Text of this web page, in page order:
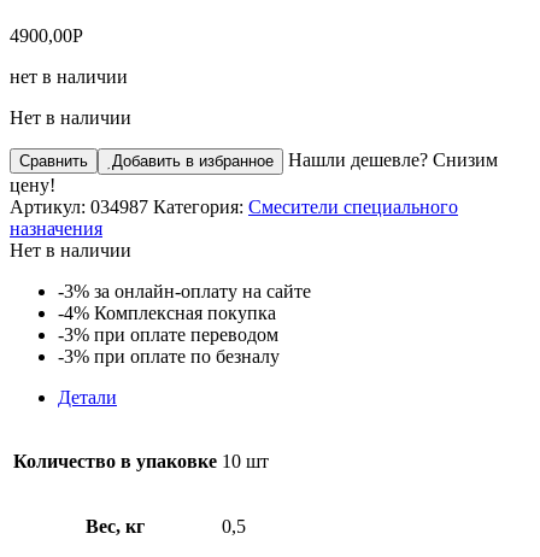
4900,00Р
нет в наличии
Нет в наличии
Сравнить Добавить в избранное
Нашли дешевле? Снизим
цену!
Артикул: 034987 Категория: Смесители специального
назначения
Нет в наличии
-3% за онлайн-оплату на сайте
-4% Комплексная покупка
-3% при оплате переводом
-3% при оплате по безналу
Детали
Количество в упаковке 10 шт
Вес, кг 0,5